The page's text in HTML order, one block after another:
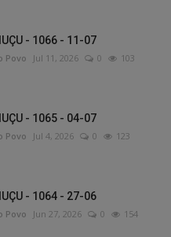
- 1066 - 11-07
Povo Jul 11, 2026 0 103
- 1065 - 04-07
Povo Jul 4, 2026 0 123
- 1064 - 27-06
Povo Jun 27, 2026 0 154